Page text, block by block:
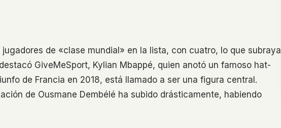
de «clase mundial» en la lista, con cuatro, lo que subraya
GiveMeSport, Kylian Mbappé, quien anotó un famoso hat-
de Francia en 2018, está llamado a ser una figura central.
de Ousmane Dembélé ha subido drásticamente, habiendo